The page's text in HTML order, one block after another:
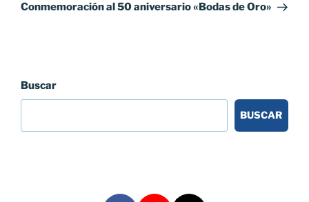
Conmemoración al 50 aniversario «Bodas de Oro»
Buscar
BUSCAR